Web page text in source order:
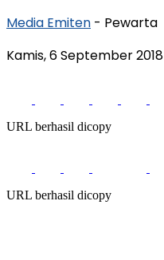
Media Emiten - Pewarta
Kamis, 6 September 2018
URL berhasil dicopy
URL berhasil dicopy